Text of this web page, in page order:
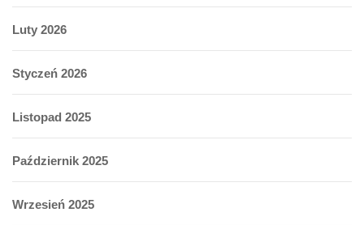
Luty 2026
Styczeń 2026
Listopad 2025
Październik 2025
Wrzesień 2025